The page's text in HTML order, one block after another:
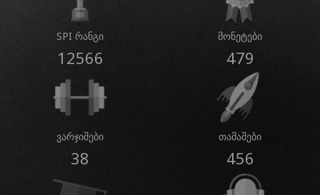
SPI რანგი
12566
მონეტები
479
ვარჯიშები
38
თამაშები
456